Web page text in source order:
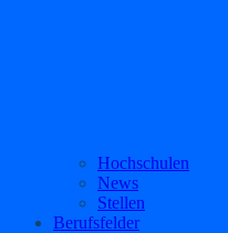
Hochschulen
News
Stellen
Berufsfelder